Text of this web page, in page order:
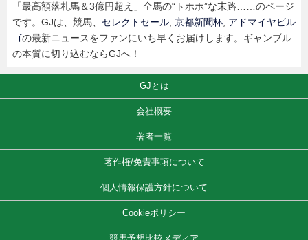
「最高額落札馬＆3億円超え」全馬の“トホホ”な末路……のページ
です。GJは、競馬、 セレクトセール, 京都新聞杯, アドマイヤビル
ゴの最新ニュースをファンにいち早くお届けします。ギャンブル
の本質に切り込むならGJへ！
GJとは
会社概要
著者一覧
著作権/免責事項について
個人情報保護方針について
Cookieポリシー